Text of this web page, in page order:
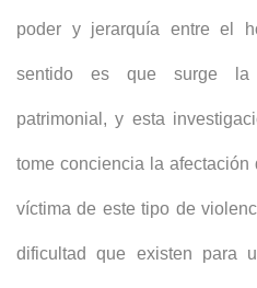
poder y jerarquía entre el
sentido es que surge la
patrimonial, y esta
tome conciencia la
víctima de este tipo de
dificultad que existen para